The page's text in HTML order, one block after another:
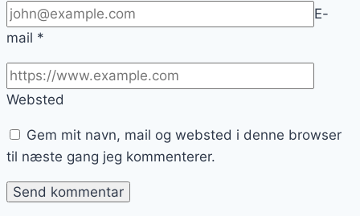
E-
mail *
Websted
Gem mit navn, mail og websted i denne browser
til næste gang jeg kommenterer.